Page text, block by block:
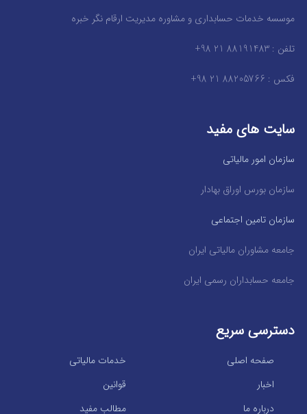
موسسه خدمات حسابداری و مشاوره مدیریت ارقام نگر خبره
تلفن : 88191483 21 98+
فکس : 88205766 21 98+
سایت های مفید
سازمان امور مالیاتی
سازمان بورس اوراق بهادار
سازمان تامین اجتماعی
جامعه مشاوران مالیاتی ایران
جامعه حسابداران رسمی ایران
دسترسی سریع
خدمات مالیاتی
صفحه اصلی
قوانین
اخبار
مطالب مفید
درباره ما